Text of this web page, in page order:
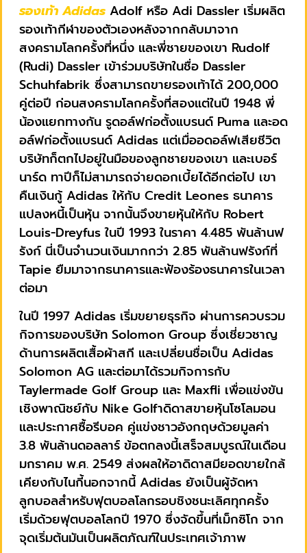
รองเท้า Adidas Adolf หรือ Adi Dassler เริ่มผลิต
รองเท้ากีฬาของตัวเองหลังจากกลับมาจาก
สงครามโลกครั้งที่หนึ่ง และพี่ชายของเขา Rudolf
(Rudi) Dassler เข้าร่วมบริษัทในชื่อ Dassler
Schuhfabrik ซึ่งสามารถขายรองเท้าได้ 200,000
คู่ต่อปี ก่อนสงครามโลกครั้งที่สองแต่ในปี 1948 พี่
น้องแยกทางกัน รูดอล์ฟก่อตั้งแบรนด์ Puma และอด
อล์ฟก่อตั้งแบรนด์ Adidas แต่เมื่ออดอล์ฟเสียชีวิต
บริษัทก็ตกไปอยู่ในมือของลูกชายของเขา และเบอร์
นาร์ด ทาปีก็ไม่สามารถจ่ายดอกเบี้ยได้อีกต่อไป เขา
คืนเงินกู้ Adidas ให้กับ Credit Leones ธนาคาร
แปลงหนี้เป็นหุ้น จากนั้นจึงขายหุ้นให้กับ Robert
Louis-Dreyfus ในปี 1993 ในราคา 4.485 พันล้านฟ
รังก์ นี่เป็นจำนวนเงินมากกว่า 2.85 พันล้านฟรังก์ที่
Tapie ยืมมาจากธนาคารและฟ้องร้องธนาคารในเวลา
ต่อมา
ในปี 1997 Adidas เริ่มขยายธุรกิจ ผ่านการควบรวม
กิจการของบริษัท Solomon Group ซึ่งเชี่ยวชาญ
ด้านการผลิตเสื้อผ้าสกี และเปลี่ยนชื่อเป็น Adidas
Solomon AG และต่อมาได้รวมกิจการกับ
Taylermade Golf Group และ Maxfli เพื่อแข่งขัน
เชิงพาณิชย์กับ Nike Golfาดิดาสขายหุ้นโซโลมอน
และประกาศซื้อรีบอค คู่แข่งชาวอังกฤษด้วยมูลค่า
3.8 พันล้านดอลลาร์ ข้อตกลงนี้เสร็จสมบูรณ์ในเดือน
มกราคม พ.ศ. 2549 ส่งผลให้อาดิดาสมียอดขายใกล้
เคียงกับไนกี้นอกจากนี้ Adidas ยังเป็นผู้จัดหา
ลูกบอลสำหรับฟุตบอลโลกรอบชิงชนะเลิศทุกครั้ง
เริ่มด้วยฟุตบอลโลกปี 1970 ซึ่งจัดขึ้นที่เม็กซิโก จาก
จุดเริ่มต้นมันเป็นผลิตภัณฑ์ในประเทศเจ้าภาพ